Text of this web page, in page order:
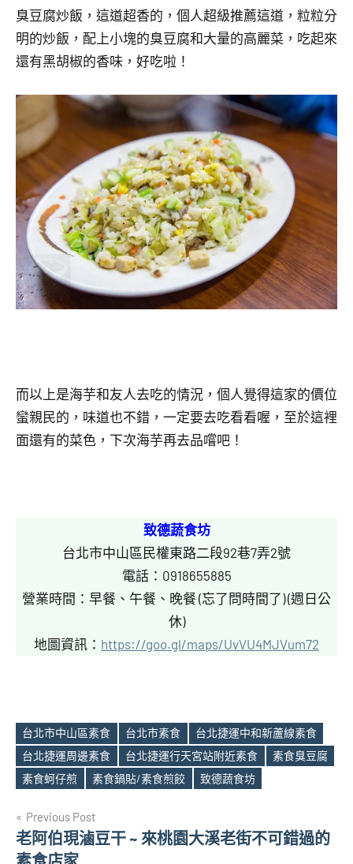
臭豆腐炒飯，這道超香的，個人超級推薦這道，粒粒分
明的炒飯，配上小塊的臭豆腐和大量的高麗菜，吃起來
還有黑胡椒的香味，好吃啦！
而以上是海芋和友人去吃的情況，個人覺得這家的價位
蠻親民的，味道也不錯，一定要去吃看看喔，至於這裡
面還有的菜色，下次海芋再去品嚐吧！
致德蔬食坊
台北市中山區民權東路二段92巷7弄2號
電話：0918655885
營業時間：早餐、午餐、晚餐 (忘了問時間了) (週日公
休)
地圖資訊： https://goo.gl/maps/UvVU4MJVum72
Tags
台北市中山區素食 台北市素食
台北捷運中和新蘆線素食
台北捷運周邊素食
台北捷運行天宮站附近素食
素食臭豆腐
素食蚵仔煎
素食鍋貼/素食煎餃 致德蔬食坊
文
章
Previous Post
老阿伯現滷豆干 ~ 來桃園大溪老街不可錯過的
素食店家